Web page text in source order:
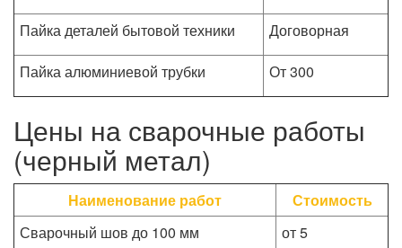
Пайка деталей бытовой техники
Договорная
Пайка алюминиевой трубки
От 300
Цены на сварочные работы
(черный метал)
Наименование работ
Стоимость
Сварочный шов до 100 мм
от 5